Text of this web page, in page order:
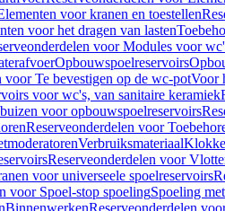
voor kranen en toestellen
voor het dragen van lasten
voor Modules voor
Opbouwspoelreservoirs
voor Te bevestigen op de wc-potVoor
voor wc's, van sanitaire keramiek
voor opbouwspoelreservoirs
Reserveonderdelen voor
Verbruiksmateriaal
Reserveonderdelen voor
voor universeele spoelreservoirs
voor Spoel-stop spoelingSpoeling
BinnenwerkenReserveonderdelen